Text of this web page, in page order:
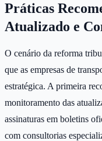
Práticas
Atualizado e
O cenário da reforma
que as empresas de
estratégica. A primeira
monitoramento das
assinaturas em boletins
com consultorias